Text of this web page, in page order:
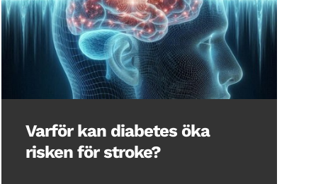
Varför kan diabetes öka
risken för stroke?